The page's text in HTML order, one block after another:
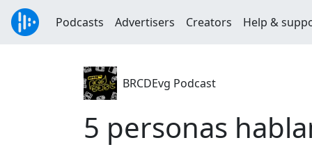
Podcasts Advertisers Creators Help &
BRCDEvg Podcast
5 personas